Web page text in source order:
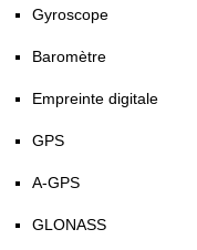
Gyroscope
Baromètre
Empreinte digitale
GPS
A-GPS
GLONASS